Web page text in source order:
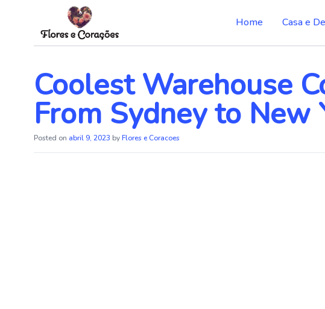
Skip
to
content
Home Casa e
Coolest Warehouse
From Sydney to New
Posted on abril 9, 2023 byFlores e Coracoes